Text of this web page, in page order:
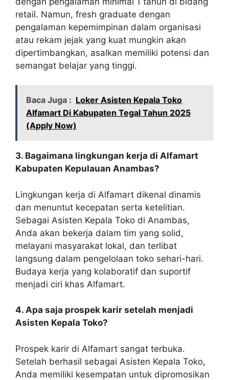
retail. Namun, fresh graduate dengan
pengalaman kepemimpinan dalam organisasi
atau rekam jejak yang kuat mungkin akan
dipertimbangkan, asalkan memiliki potensi dan
semangat belajar yang tinggi.
Baca Juga : Loker Asisten Kepala Toko
Alfamart Di Kabupaten Tegal Tahun 2025
(Apply Now)
3. Bagaimana lingkungan kerja di Alfamart
Kabupaten Kepulauan Anambas?
Lingkungan kerja di Alfamart dikenal dinamis
dan menuntut kecepatan serta ketelitian.
Sebagai Asisten Kepala Toko di Anambas,
Anda akan bekerja dalam tim yang solid,
melayani masyarakat lokal, dan terlibat
langsung dalam pengelolaan toko sehari-hari.
Budaya kerja yang kolaboratif dan suportif
menjadi ciri khas Alfamart.
4. Apa saja prospek karir setelah menjadi
Asisten Kepala Toko?
Prospek karir di Alfamart sangat terbuka.
Setelah berhasil sebagai Asisten Kepala Toko,
Anda memiliki kesempatan untuk dipromosikan